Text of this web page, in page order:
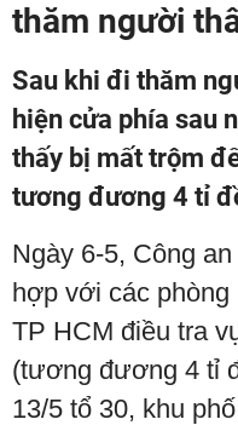
thăm người
Sau khi đi thăm
hiện cửa phía sau
thấy bị mất trộm
tương đương 4 tỉ
Ngày 6-5, Công
hợp với các phòng
TP HCM điều tra
(tương đương 4 tỉ
13/5 tổ 30, khu